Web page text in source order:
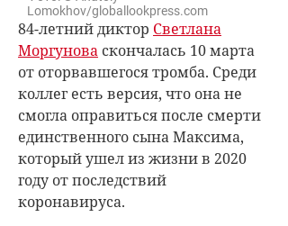
Lomokhov/globallookpress.com
84-летний диктор Светлана
Моргунова скончалась 10 марта
от оторвавшегося тромба. Среди
коллег есть версия, что она не
смогла оправиться после смерти
единственного сына Максима,
который ушел из жизни в 2020
году от последствий
коронавируса.